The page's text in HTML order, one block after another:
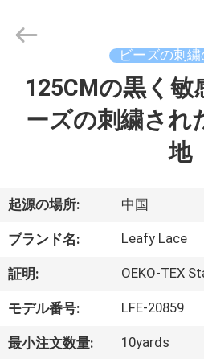
製
品
企
業
Copyright
Guangzhou
Textiles
ビーズの刺
125CMの黒く敏
ーズの刺繍され
地
起源の場所: 中国
ブランド名: Leafy Lace
証明: OEKO-TEX
モデル番号: LFE-20859
最小注文数量: 10yards